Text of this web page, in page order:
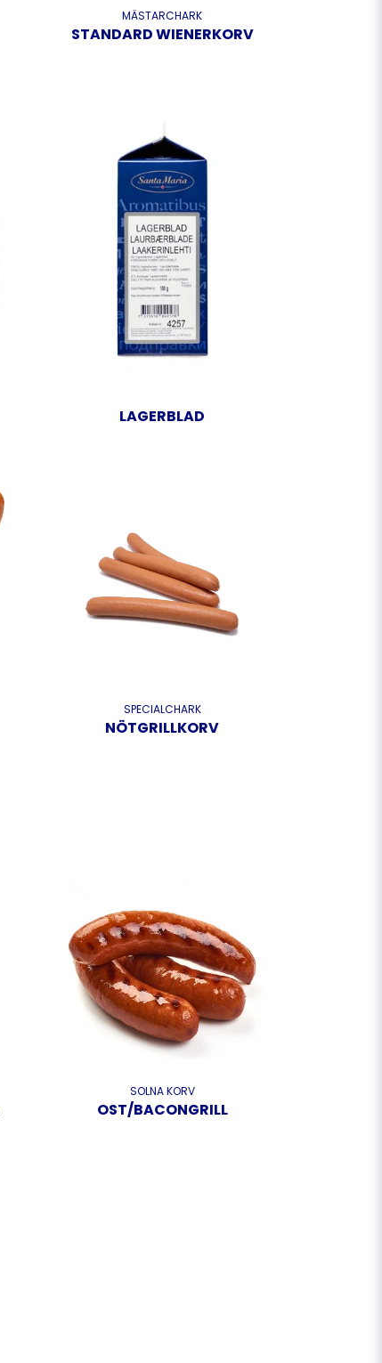
MÄSTARCHARK
STANDARD WIENERKORV
LAGERBLAD
SPECIALCHARK
NÖTGRILLKORV
SOLNA KORV
OST/BACONGRILL